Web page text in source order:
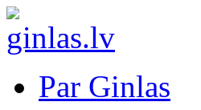
Par Ginlas